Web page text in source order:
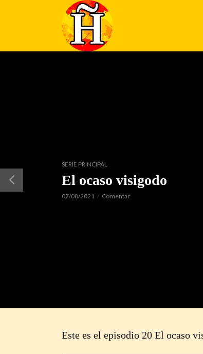
SERIE PRINCIPAL
El ocaso visigodo
07/08/2021 Comentar
Este es el episodio 20 El ocaso